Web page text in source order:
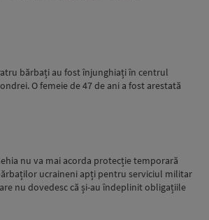
bărbați au fost înjunghiați în centrul
O femeie de 47 de ani a fost arestată
nu va mai acorda protecție temporară
ucraineni apți pentru serviciul militar
nu dovedesc că și-au îndeplinit obligațiile